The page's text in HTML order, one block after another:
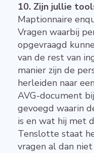
10. Zijn jullie
Maptionnaire
Vragen waarbij
opgevraagd
van de rest van
manier zijn de
herleiden naar
AVG-document
gevoegd waarin
is en wat hij met
Tenslotte staat
vragen al dan